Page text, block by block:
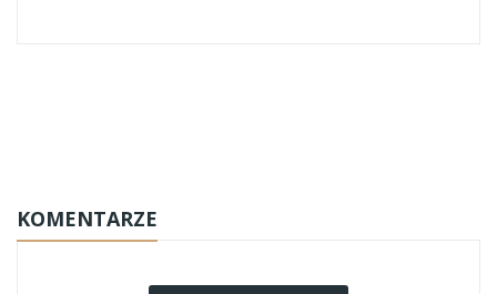
KOMENTARZE